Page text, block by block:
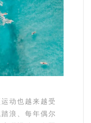
动也越来越受
浪、每年偶尔